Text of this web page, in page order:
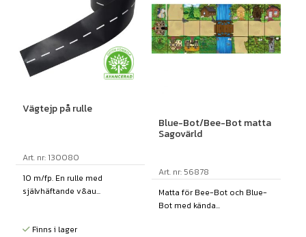
Vägtejp på rulle
Art. nr: 130080
10 m/fp. En rulle med
självhäftande v&au...
Finns i lager
Blue-Bot/Bee-Bot matta
Sagovärld
Art. nr: 56878
Matta för Bee-Bot och Blue-
Bot med kända...